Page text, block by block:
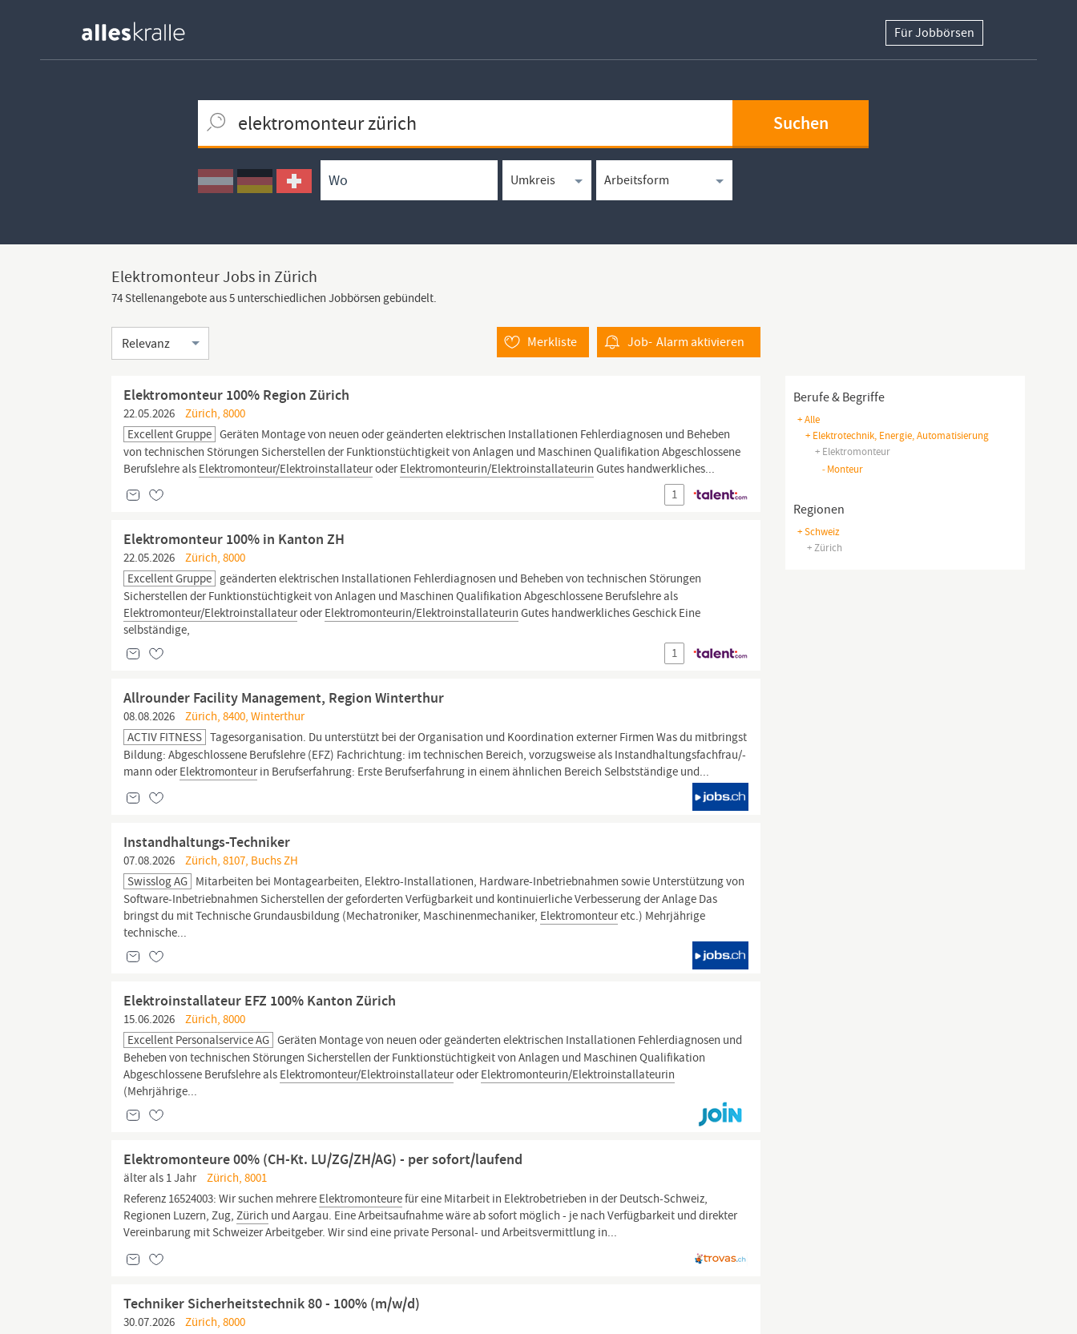
Für Jobbörsen
Ortssuche
Umkreissuche
Arbeitsform
Berufe & Begriffe
+ Alle
+ Elektrotechnik, Energie, Automatisierung
+ Elektromonteur
-Monteur
Regionen
+ Schweiz
+ Zürich
Elektromonteur Jobs in Zürich
74 Stellenangebote aus 5 unterschiedlichen Jobbörsen gebündelt.
Sortierung Job- Alarmaktivieren
Merkliste
Elektromonteur 100% Region Zürich
22.05.2026
Zürich, 8000
Excellent Gruppe Geräten Montage von neuen oder geänderten elektrischen Installationen Fehlerdiagnosen und Beheben
von technischen Störungen Sicherstellen der Funktionstüchtigkeit von Anlagen und Maschinen Qualifikation Abgeschlossene
Berufslehre als Elektromonteur/ElektroinstallateuroderElektromonteurin/Elektroinstallateurin Gutes handwerkliches...
1
Elektromonteur 100% in Kanton ZH
22.05.2026
Zürich, 8000
Excellent Gruppe geänderten elektrischen Installationen Fehlerdiagnosen und Beheben von technischen Störungen
Sicherstellen der Funktionstüchtigkeit von Anlagen und Maschinen Qualifikation Abgeschlossene Berufslehre als
Elektromonteur/ElektroinstallateuroderElektromonteurin/Elektroinstallateurin Gutes handwerkliches Geschick Eine
selbständige,
1
Allrounder Facility Management, Region Winterthur
08.08.2026
Zürich, 8400, Winterthur
ACTIV FITNESS Tagesorganisation. Du unterstützt bei der Organisation und Koordination externer Firmen Was du mitbringst
Bildung: Abgeschlossene Berufslehre (EFZ) Fachrichtung: im technischen Bereich, vorzugsweise als Instandhaltungsfachfrau/-
mann oderElektromonteurin Berufserfahrung: Erste Berufserfahrung in einem ähnlichen Bereich Selbstständige und...
Instandhaltungs-Techniker
07.08.2026
Zürich, 8107, Buchs ZH
Swisslog AG Mitarbeiten bei Montagearbeiten, Elektro-Installationen, Hardware-Inbetriebnahmen sowie Unterstützung von
Software-Inbetriebnahmen Sicherstellen der geforderten Verfügbarkeit und kontinuierliche Verbesserung der Anlage Das
bringst du mit Technische Grundausbildung (Mechatroniker, Maschinenmechaniker, Elektromonteuretc.) Mehrjährige
technische...
Elektroinstallateur EFZ 100% Kanton Zürich
15.06.2026
Zürich, 8000
Excellent Personalservice AG Geräten Montage von neuen oder geänderten elektrischen Installationen Fehlerdiagnosen und
Beheben von technischen Störungen Sicherstellen der Funktionstüchtigkeit von Anlagen und Maschinen Qualifikation
Abgeschlossene Berufslehre als Elektromonteur/ElektroinstallateuroderElektromonteurin/Elektroinstallateurin
(Mehrjährige...
Elektromonteure 00% (CH-Kt. LU/ZG/ZH/AG) - per sofort/laufend
älter als 1 Jahr
Zürich, 8001
Referenz 16524003: Wir suchen mehrere Elektromonteurefür eine Mitarbeit in Elektrobetrieben in der Deutsch-Schweiz,
Regionen Luzern, Zug,Zürich und Aargau. Eine Arbeitsaufnahme wäre ab sofort möglich - je nach Verfügbarkeit und direkter
Vereinbarung mit Schweizer Arbeitgeber. Wir sind eine private Personal- und Arbeitsvermittlung in...
Techniker Sicherheitstechnik 80 - 100% (m/w/d)
30.07.2026
Zürich, 8000